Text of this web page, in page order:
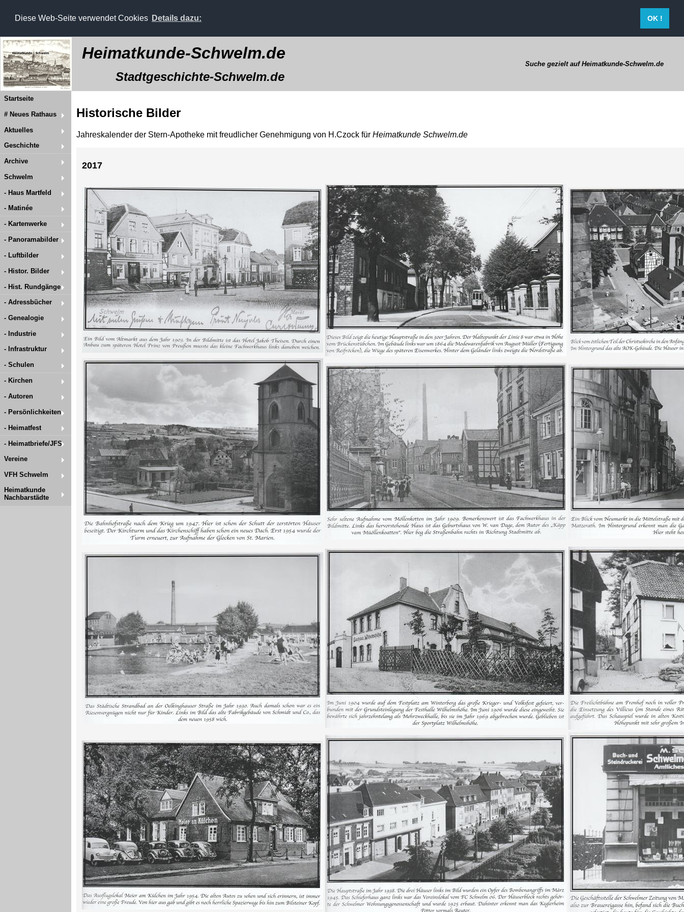
Diese Web-Seite verwendet Cookies Details dazu: OK !
Heimatkunde-Schwelm.de
Stadtgeschichte-Schwelm.de
Suche gezielt auf Heimatkunde-Schwelm.de
Startseite
# Neues Rathaus
Aktuelles
Geschichte
Archive
Schwelm
- Haus Martfeld
- Matinée
- Kartenwerke
- Panoramabilder
- Luftbilder
- Histor. Bilder
- Hist. Rundgänge
- Adressbücher
- Genealogie
- Industrie
- Infrastruktur
- Schulen
- Kirchen
- Autoren
- Persönlichkeiten
- Heimatfest
- Heimatbriefe/JFS
Vereine
VFH Schwelm
Heimatkunde
Nachbarstädte
Historische Bilder
Jahreskalender der Stern-Apotheke mit freudlicher Genehmigung von H.Czock für Heimatkunde Schwelm.de
2017